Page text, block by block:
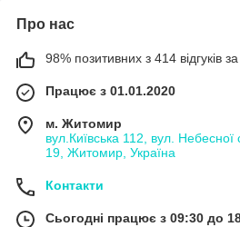
Про нас
98% позитивних з 414 відгуків за
Працює з 01.01.2020
м. Житомир
вул.Київська 112, вул.
19, Житомир, Україна
Контакти
Сьогодні працює з 09:30 до